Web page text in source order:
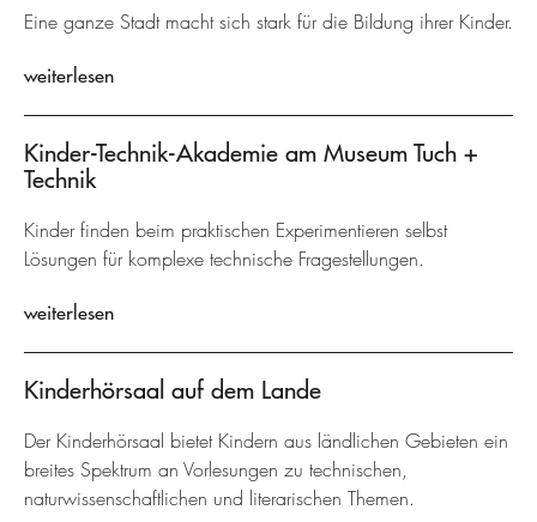
Eine ganze Stadt macht sich stark für die Bildung ihrer Kinder.
weiterlesen
Kinder-Technik-Akademie am Museum Tuch +
Technik
Kinder finden beim praktischen Experimentieren selbst
Lösungen für komplexe technische Fragestellungen.
weiterlesen
Kinderhörsaal auf dem Lande
Der Kinderhörsaal bietet Kindern aus ländlichen Gebieten ein
breites Spektrum an Vorlesungen zu technischen,
naturwissenschaftlichen und literarischen Themen.